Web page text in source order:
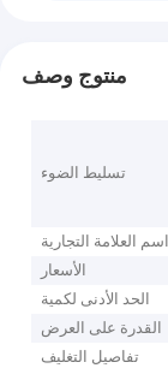
منتوج وصف
تسليط الضوء
اسم العلامة التجارية
الأسعار
الحد الأدنى لكمية
القدرة على العرض
تفاصيل التغليف